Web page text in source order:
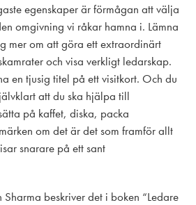
egenskaper är förmågan att välja
omgivning vi råkar hamna i. Lämna
mer om att göra ett extraordinärt
och visa verkligt ledarskap.
en tjusig titel på ett visitkort. Och du
att du ska hjälpa till
på kaffet, diska, packa
om det är det som framför allt
snarare på ett sant
Sharma beskriver det i boken “Ledare